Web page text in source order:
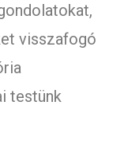
visszafogó
testünk